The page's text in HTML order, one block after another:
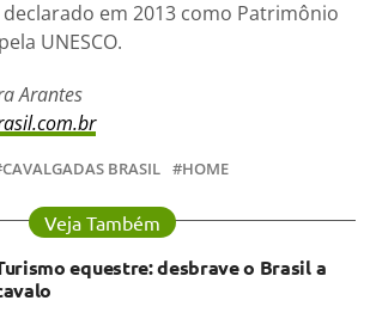
declarado em 2013 como Patrimônio
UNESCO.
Arantes
CAVALGADAS BRASIL HOME
Veja Também
equestre: desbrave o Brasil a